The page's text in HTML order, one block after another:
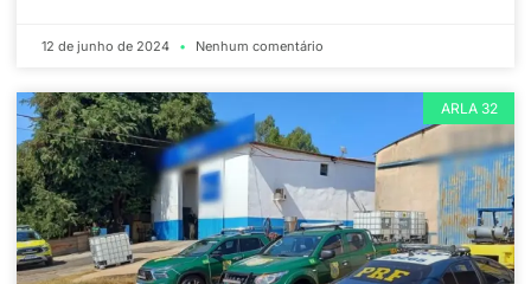
12 de junho de 2024 Nenhum comentário
ARLA 32